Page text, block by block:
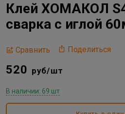
Клей ХОМАКОЛ
сварка с иглой
Сравнить Поделиться
520 руб/шт
В наличии: 69 шт